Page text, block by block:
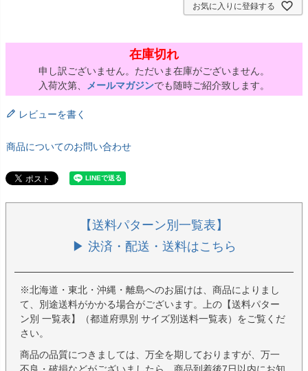
お気に入りに登録する
在庫切れ
申し訳ございません。ただいま在庫がございません。
入荷次第、
メールマガジンでも随時ご紹介致します。
レビューを書く
商品についてのお問い合わせ
【送料パターン別一覧表】
▶ 決済・配送・送料はこちら
※北海道・東北・沖縄・離島へのお届けは、商品によりまし
て、別途送料がかかる場合がございます。上の【送料パター
ン別 一覧表】（都道府県別 サイズ別送料一覧表）をご覧くだ
さい。
商品の品質につきましては、万全を期しておりますが、万一
不良・破損などがございましたら、商品到着後7日以内にお知